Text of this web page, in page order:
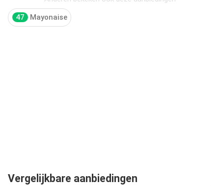
47 Mayonaise
Vergelijkbare aanbiedingen